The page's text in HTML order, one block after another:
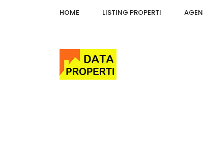
HOME LISTING PROPERTI AGEN